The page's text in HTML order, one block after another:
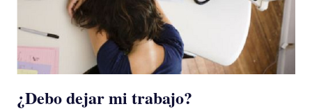
¿Debo dejar mi trabajo?